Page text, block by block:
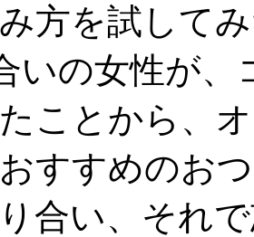
方を試して
の女性が、
ことから、
すすめのお
合い、それ